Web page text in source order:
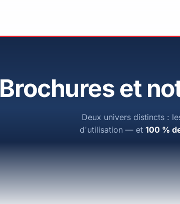
Brochures et
Deux univers distincts :
d'utilisation — et 100 %